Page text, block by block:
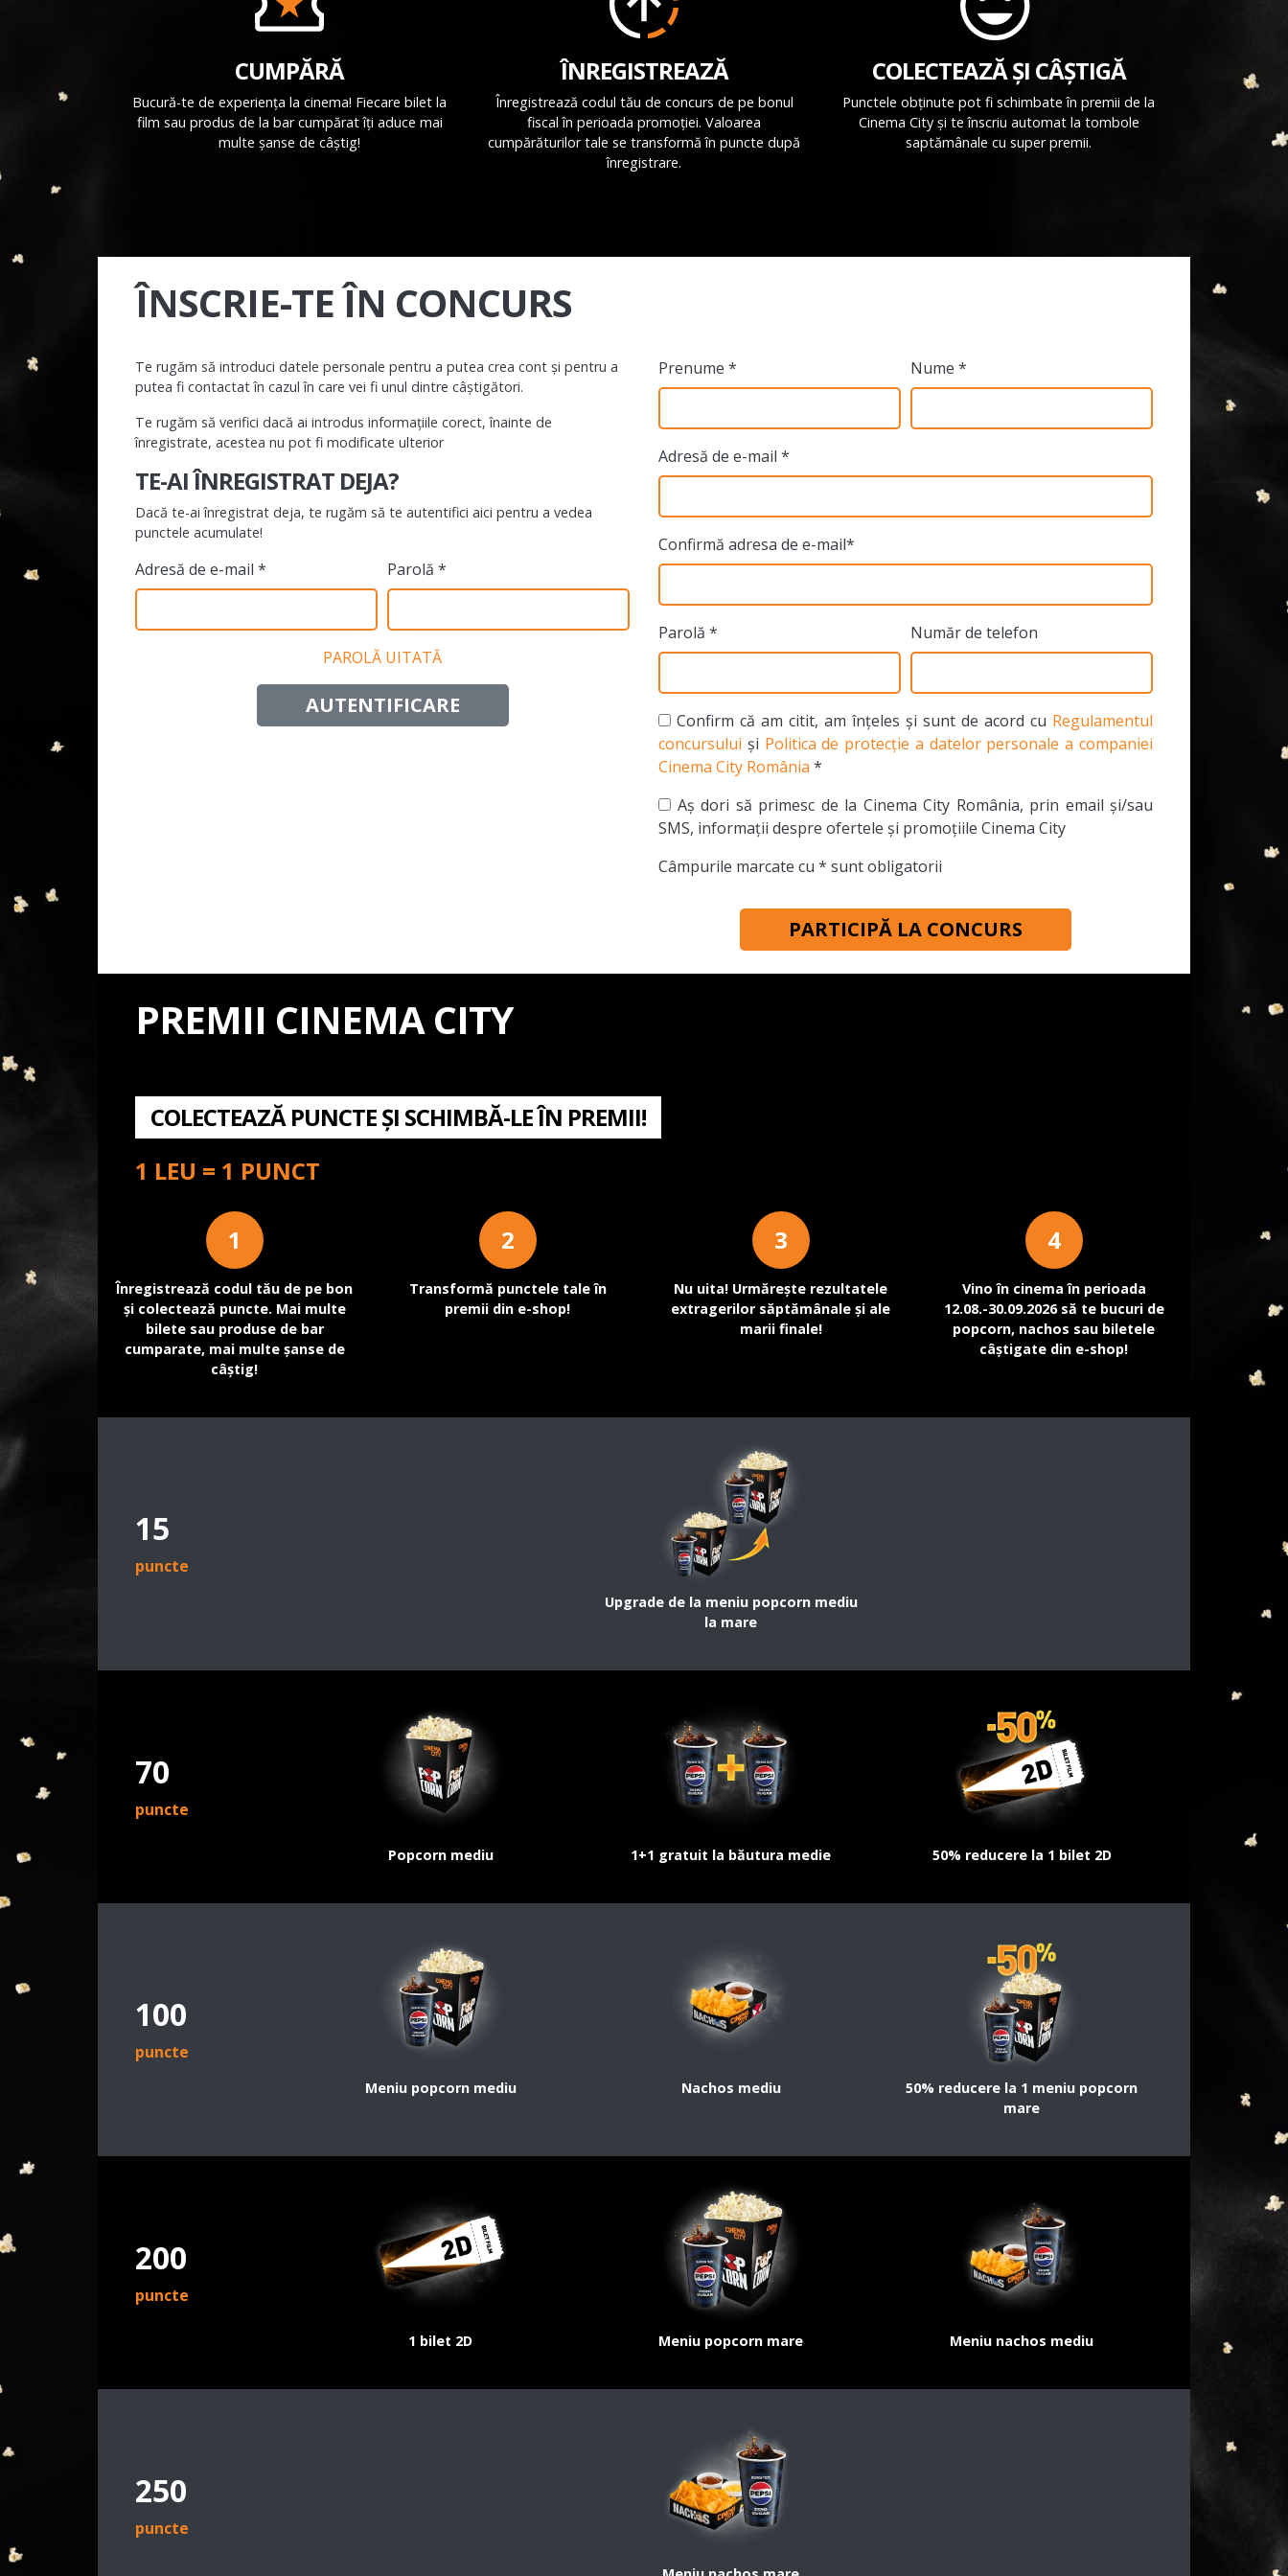
CUMPĂRĂ
Bucură-te de experiența la cinema! Fiecare bilet la
film sau produs de la bar cumpărat îți aduce mai
multe șanse de câștig!
ÎNREGISTREAZĂ
Înregistrează codul tău de concurs de pe bonul
fiscal în perioada promoției. Valoarea
cumpărăturilor tale se transformă în puncte după
înregistrare.
COLECTEAZĂ ȘI CÂȘTIGĂ
Punctele obținute pot fi schimbate în premii de la
Cinema City și te înscriu automat la tombole
saptămânale cu super premii.
ÎNSCRIE-TE ÎN CONCURS
Te rugăm să introduci datele personale pentru a putea crea cont și pentru a
putea fi contactat în cazul în care vei fi unul dintre câștigători.
Te rugăm să verifici dacă ai introdus informațiile corect, înainte de
înregistrate, acestea nu pot fi modificate ulterior
TE-AI ÎNREGISTRAT DEJA?
Dacă te-ai înregistrat deja, te rugăm să te autentifici aici pentru a vedea
punctele acumulate!
Adresă de e-mail * Parolă *
PAROLĂ UITATĂ
AUTENTIFICARE
Prenume * Nume *
Adresă de e-mail *
Confirmă adresa de e-mail*
Parolă * Număr de telefon
Confirm că am citit, am înțeles și sunt de acord cu Regulamentul
concursului și Politica de protecție a datelor personale a companiei
Cinema City România *
Aș dori să primesc de la Cinema City România, prin email și/sau
SMS, informații despre ofertele și promoțiile Cinema City
Câmpurile marcate cu * sunt obligatorii
PARTICIPĂ LA CONCURS
PREMII CINEMA CITY
COLECTEAZĂ PUNCTE ȘI SCHIMBĂ-LE ÎN PREMII!
1 LEU = 1 PUNCT
1
Înregistrează codul tău de pe bon
și colectează puncte. Mai multe
bilete sau produse de bar
cumparate, mai multe șanse de
câștig!
2
Transformă punctele tale în
premii din e-shop!
3
Nu uita! Urmărește rezultatele
extragerilor săptămânale și ale
marii finale!
4
Vino în cinema în perioada
12.08.-30.09.2026 să te bucuri de
popcorn, nachos sau biletele
câștigate din e-shop!
15
puncte
Upgrade de la meniu popcorn mediu
la mare
70
puncte
Popcorn mediu 1+1 gratuit la băutura medie 50% reducere la 1 bilet 2D
100
puncte
Meniu popcorn mediu Nachos mediu
50% reducere la 1 meniu popcorn
mare
200
puncte
1 bilet 2D Meniu popcorn mare Meniu nachos mediu
250
puncte